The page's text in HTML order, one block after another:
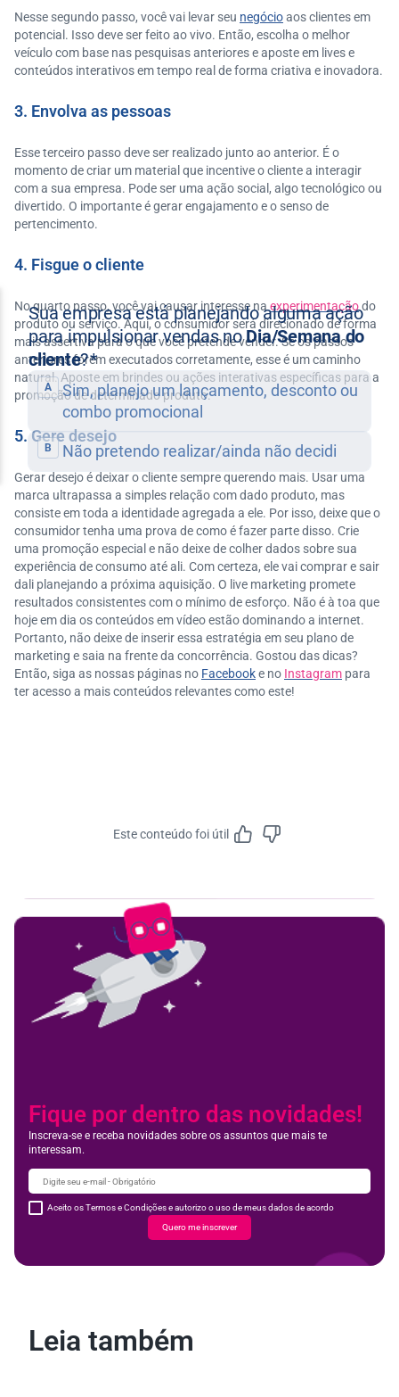
Nesse segundo passo, você vai levar seu negócioaos clientes em
potencial. Isso deve ser feito ao vivo. Então, escolha o melhor
veículo com base nas pesquisas anteriores e aposte em lives e
conteúdos interativos em tempo real de forma criativa e inovadora.
3. Envolva as pessoas
Esse terceiro passo deve ser realizado junto ao anterior. É o
momento de criar um material que incentive o cliente a interagir
com a sua empresa. Pode ser uma ação social, algo tecnológico ou
divertido. O importante é gerar engajamento e o senso de
pertencimento.
4. Fisgue o cliente
No quarto passo, você vai causar interesse na experimentaçãodo
produto ou serviço. Aqui, o consumidor será direcionado de forma
mais assertiva para o que você pretende vender. Se os passos
anteriores forem executados corretamente, esse é um caminho
natural. Aposte em brindes ou ações interativas específicas para a
promoção de determinado produto.
5. Gere desejo
Gerar desejo é deixar o cliente sempre querendo mais. Usar uma
marca ultrapassa a simples relação com dado produto, mas
consiste em toda a identidade agregada a ele. Por isso, deixe que o
consumidor tenha uma prova de como é fazer parte disso. Crie
uma promoção especial e não deixe de colher dados sobre sua
experiência de consumo até ali. Com certeza, ele vai comprar e sair
dali planejando a próxima aquisição. O live marketing promete
resultados consistentes com o mínimo de esforço. Não é à toa que
hoje em dia os conteúdos em vídeo estão dominando a internet.
Portanto, não deixe de inserir essa estratégia em seu plano de
marketing e saia na frente da concorrência. Gostou das dicas?
Então, siga as nossas páginas no Facebooke no Instagram para
ter acesso a mais conteúdos relevantes como este!
Este conteúdo foi útil
Fique por dentro das novidades!
Inscreva-se e receba novidades sobre os assuntos que mais te
interessam.
Aceito os Termos e Condições e autorizo o uso de meus dados de acordo
Quero me inscrever
Leia também